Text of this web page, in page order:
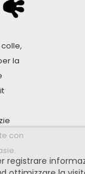
la
con
registrare